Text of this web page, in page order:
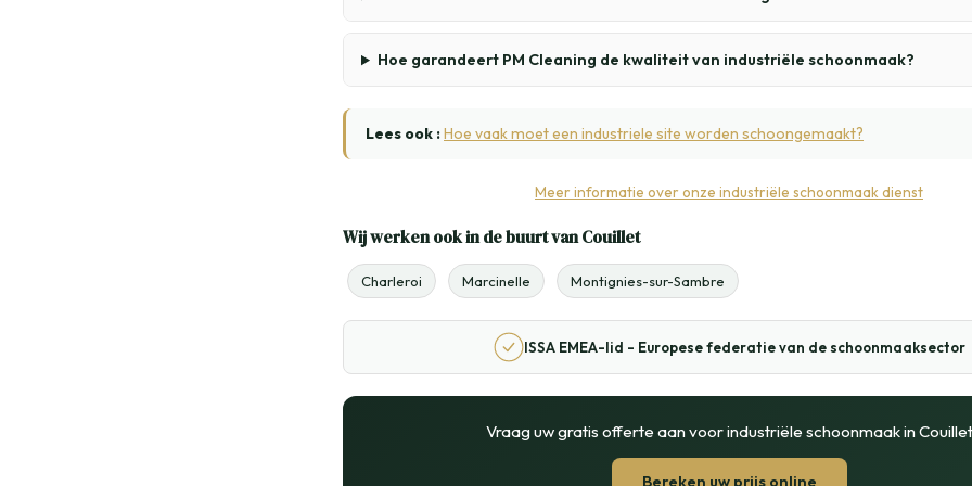
Hoe garandeert PM Cleaning de kwaliteit van industriële schoonmaak?
Lees ook :Hoe vaak moet een industriele site worden schoongemaakt?
Meer informatie over onze industriële schoonmaak dienst
Wij werken ook in de buurt van Couillet
Charleroi Marcinelle Montignies-sur-Sambre
ISSA EMEA-lid - Europese federatie van de schoonmaaksector
Vraag uw gratis offerte aan voor industriële schoonmaak in Couillet
Bereken uw prijs online